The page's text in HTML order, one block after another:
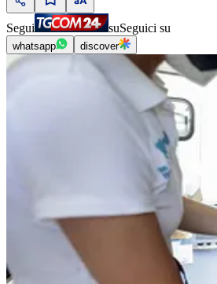
Segui suSeguici su
whatsapp discover